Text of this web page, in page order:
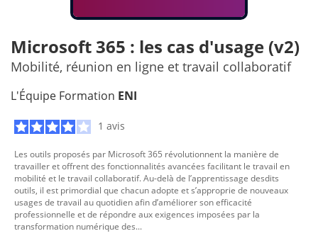
Microsoft 365 : les cas d'usage (v2)
Mobilité, réunion en ligne et travail collaboratif
L'Équipe Formation ENI
1 avis
Les outils proposés par Microsoft 365 révolutionnent la manière de
travailler et offrent des fonctionnalités avancées facilitant le travail en
mobilité et le travail collaboratif. Au-delà de l’apprentissage desdits
outils, il est primordial que chacun adopte et s’approprie de nouveaux
usages de travail au quotidien afin d’améliorer son efficacité
professionnelle et de répondre aux exigences imposées par la
transformation numérique des...